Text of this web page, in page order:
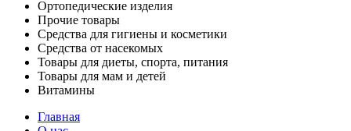
Ортопедические изделия
Прочие товары
Средства для гигиены и косметики
Средства от насекомых
Товары для диеты, спорта, питания
Товары для мам и детей
Витамины
Главная